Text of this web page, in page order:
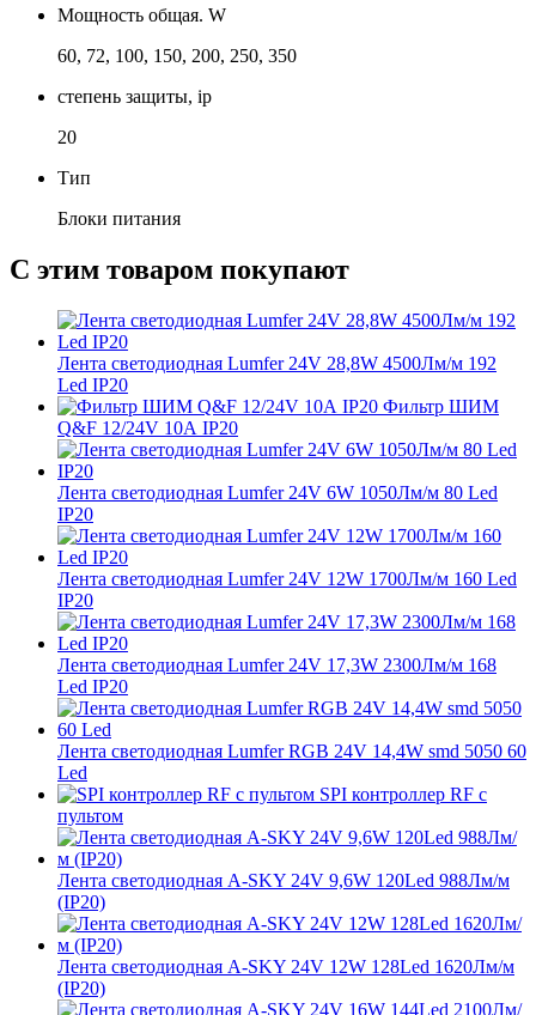
Мощность общая. W
60, 72, 100, 150, 200, 250, 350
степень защиты, ip
20
Тип
Блоки питания
С этим товаром покупают
Лента светодиодная Lumfer 24V 28,8W 4500Лм/м 192
Led IP20
Фильтр ШИМ
Q&F 12/24V 10А IP20
Лента светодиодная Lumfer 24V 6W 1050Лм/м 80 Led
IP20
Лента светодиодная Lumfer 24V 12W 1700Лм/м 160 Led
IP20
Лента светодиодная Lumfer 24V 17,3W 2300Лм/м 168
Led IP20
Лента светодиодная Lumfer RGB 24V 14,4W smd 5050 60
Led
SPI контроллер RF с
пультом
Лента светодиодная A-SKY 24V 9,6W 120Led 988Лм/м
(IP20)
Лента светодиодная A-SKY 24V 12W 128Led 1620Лм/м
(IP20)